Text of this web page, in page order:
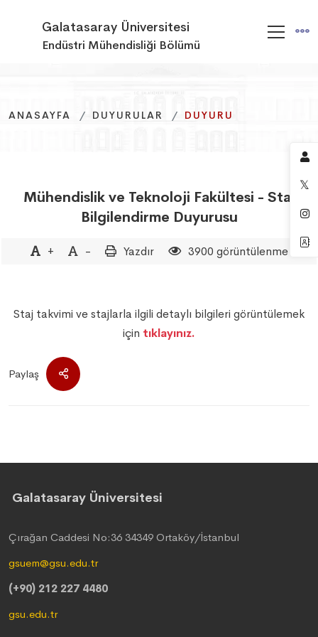
Galatasaray Üniversitesi
Endüstri Mühendisliği Bölümü
ANASAYFA DUYURULAR DUYURU
ANASAYFA DUYURULAR DUYURU
ANASAYFA DUYURULAR DUYURU
Mühendislik ve Teknoloji Fakültesi - Staj
Bilgilendirme Duyurusu
+ - Yazdır 3900 görüntülenme
Staj takvimi ve stajlarla ilgili detaylı bilgileri görüntülemek
için tıklayınız.
Paylaş
Galatasaray Üniversitesi
Çırağan Caddesi No:36 34349 Ortaköy/İstanbul
gsuem@gsu.edu.tr
(+90) 212 227 4480
gsu.edu.tr